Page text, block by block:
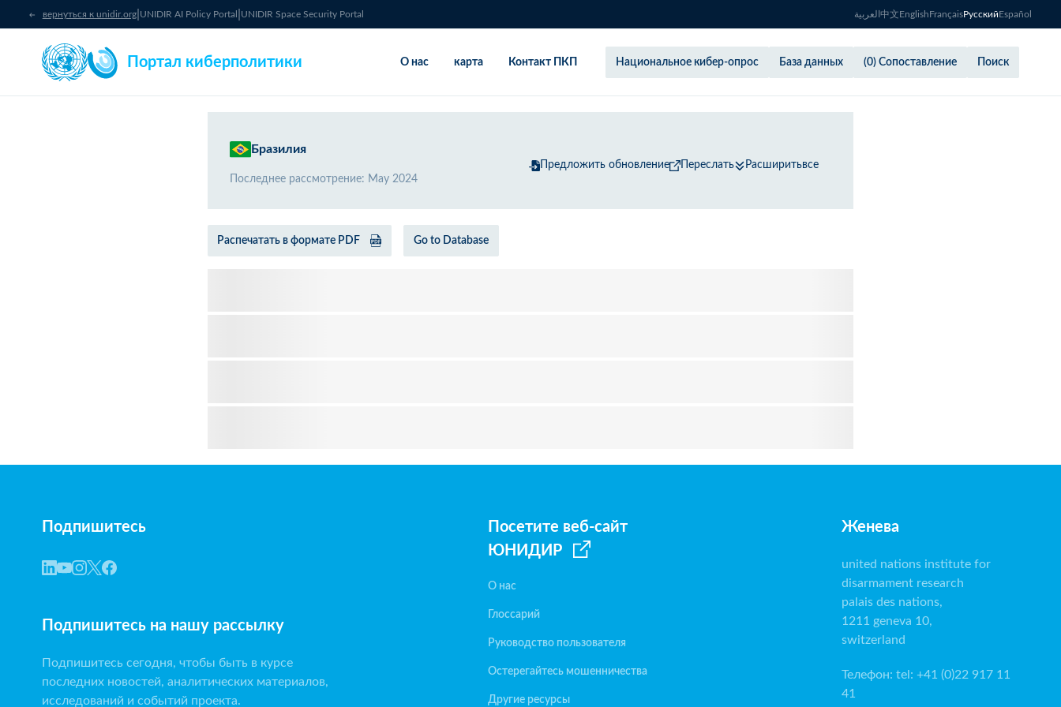
вернуться к unidir.org| UNIDIR AI Policy Portal UNIDIR Space Security Portal العربية 中文EnglishFrançaisРусскийEspañol
Портал киберполитики О нас карта Контакт ПКП Национальное кибер-опрос База данных (0) Сопоставление Поиск
Бразилия
Последнее рассмотрение: May 2024
Предложить обновление Переслать Расширитьвсе
Распечатать в формате PDF Go to Database
Подпишитесь
Подпишитесь на нашу рассылку
Подпишитесь сегодня, чтобы быть в курсе
последних новостей, аналитических материалов,
исследований и событий проекта.
Посетите веб-сайт
ЮНИДИР
О нас
Глоссарий
Руководство пользователя
Остерегайтесь мошенничества
Другие ресурсы
Женева
united nations institute for
disarmament research
palais des nations,
1211 geneva 10,
switzerland
Телефон: tel: +41 (0)22 917 11
41